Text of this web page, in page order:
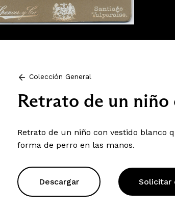
Colección General
Retrato de un niño
Retrato de un niño con vestido blanco
forma de perro en las manos.
Descargar Solicitar